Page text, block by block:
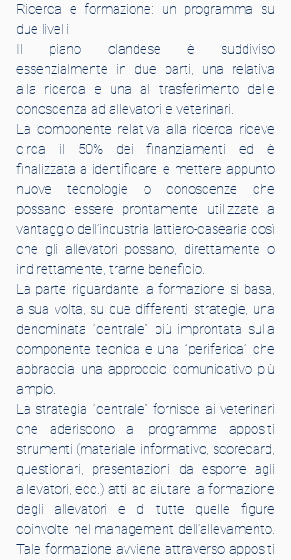
Ricerca e formazione: un programma su
due livelli
Il piano olandese è suddiviso
essenzialmente in due parti, una relativa
alla ricerca e una al trasferimento delle
conoscenza ad allevatori e veterinari.
La componente relativa alla ricerca riceve
circa il 50% dei finanziamenti ed è
finalizzata a identificare e mettere appunto
nuove tecnologie o conoscenze che
possano essere prontamente utilizzate a
vantaggio dell’industria lattiero-casearia così
che gli allevatori possano, direttamente o
indirettamente, trarne beneficio.
La parte riguardante la formazione si basa,
a sua volta, su due differenti strategie, una
denominata “centrale” più improntata sulla
componente tecnica e una “periferica” che
abbraccia una approccio comunicativo più
ampio.
La strategia “centrale” fornisce ai veterinari
che aderiscono al programma appositi
strumenti (materiale informativo, scorecard,
questionari, presentazioni da esporre agli
allevatori, ecc.) atti ad aiutare la formazione
degli allevatori e di tutte quelle figure
coinvolte nel management dell’allevamento.
Tale formazione avviene attraverso appositi